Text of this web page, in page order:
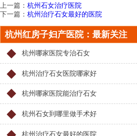
上一篇： 杭州石女治疗医院
下一篇： 杭州治疗石女最好的医院
杭州红房子妇产医院：最新关注
杭州哪家医院专治石女
杭州治疗石女医院哪家好
杭州哪家医院能治疗石女
杭州石女到哪里做手术好
杭州治疗石女最好的医院